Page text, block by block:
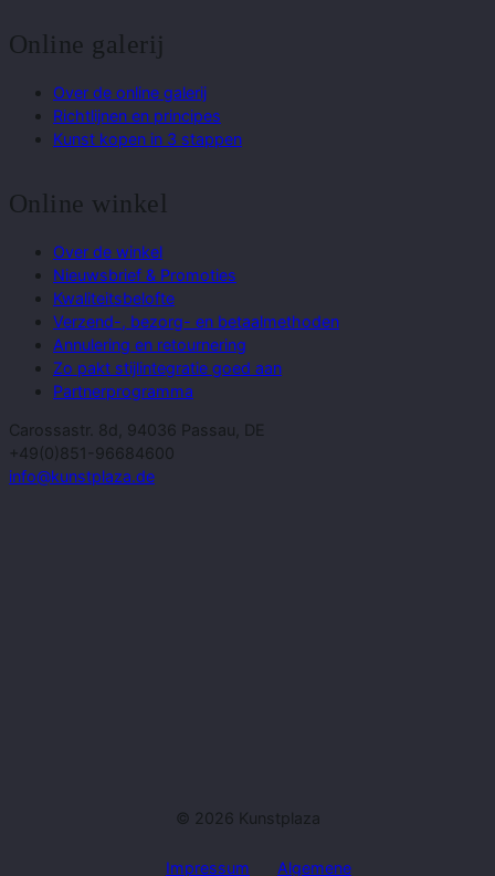
Online galerij
Over de online galerij
Richtlijnen en principes
Kunst kopen in 3 stappen
Online winkel
Over de winkel
Nieuwsbrief & Promoties
Kwaliteitsbelofte
Verzend-, bezorg- en betaalmethoden
Annulering en retournering
Zo pakt stijlintegratie goed aan
Partnerprogramma
Carossastr. 8d, 94036 Passau, DE
+49(0)851-96684600
info@kunstplaza.de
© 2026 Kunstplaza
Impressum Algemene